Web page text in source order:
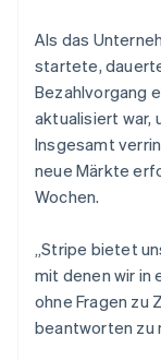
Als das
startete,
Bezahlvorgang
aktualisiert war,
Insgesamt
neue Märkte
Wochen.
„Stripe bietet
mit denen wir in
ohne Fragen zu
beantworten zu